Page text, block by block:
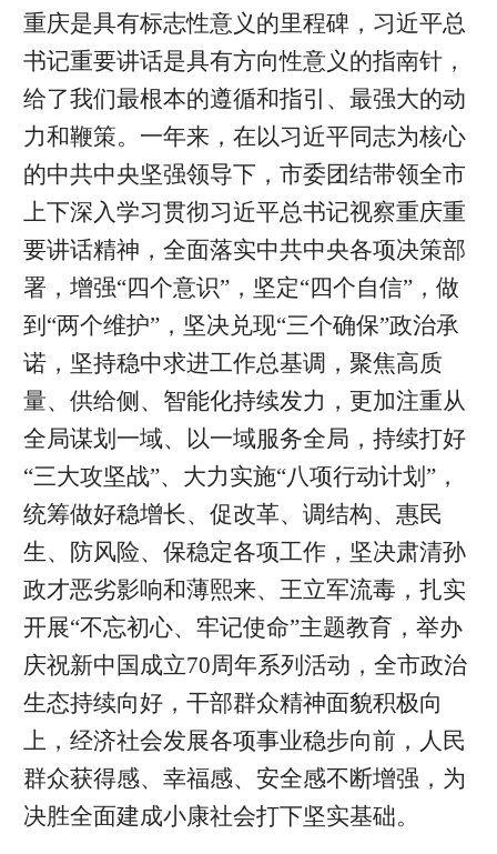
重庆是具有标志性意义的里程碑，习近平总
书记重要讲话是具有方向性意义的指南针，
给了我们最根本的遵循和指引、最强大的动
力和鞭策。一年来，在以习近平同志为核心
的中共中央坚强领导下，市委团结带领全市
上下深入学习贯彻习近平总书记视察重庆重
要讲话精神，全面落实中共中央各项决策部
署，增强“四个意识”，坚定“四个自信”，做
到“两个维护”，坚决兑现“三个确保”政治承
诺，坚持稳中求进工作总基调，聚焦高质
量、供给侧、智能化持续发力，更加注重从
全局谋划一域、以一域服务全局，持续打好
“三大攻坚战”、大力实施“八项行动计划”，
统筹做好稳增长、促改革、调结构、惠民
生、防风险、保稳定各项工作，坚决肃清孙
政才恶劣影响和薄熙来、王立军流毒，扎实
开展“不忘初心、牢记使命”主题教育，举办
庆祝新中国成立70周年系列活动，全市政治
生态持续向好，干部群众精神面貌积极向
上，经济社会发展各项事业稳步向前，人民
群众获得感、幸福感、安全感不断增强，为
决胜全面建成小康社会打下坚实基础。